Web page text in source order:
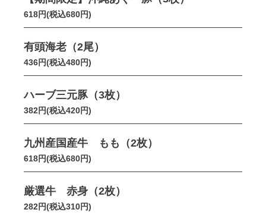
618円(税込680円)
有頭海老（2尾）
436円(税込480円)
ハーブ三元豚（3枚）
382円(税込420円)
九州産国産牛 もも（2枚）
618円(税込680円)
厳選牛 赤身（2枚）
282円(税込310円)